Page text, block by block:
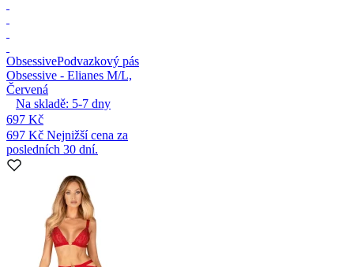
ObsessivePodvazkový pás
Obsessive - Elianes M/L,
Červená
Na skladě: 5-7 dny
697 Kč
697 Kč Nejnižší cena za
posledních 30 dní.